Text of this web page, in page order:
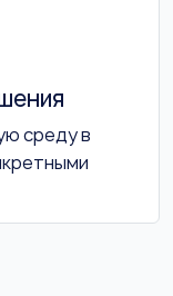
среду в